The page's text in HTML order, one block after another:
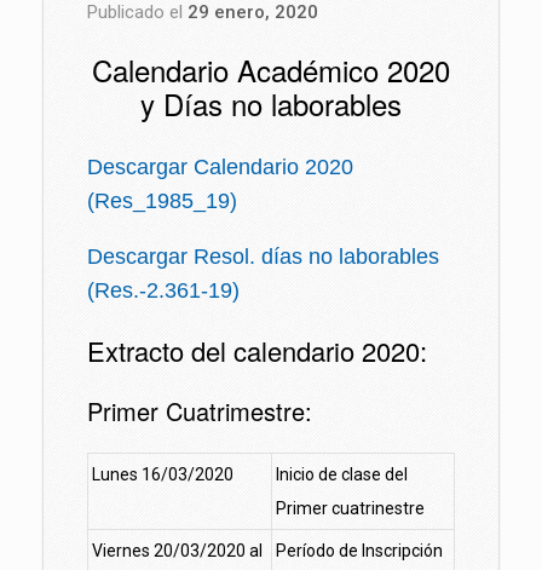
Publicado el 29 enero, 2020
Calendario Académico 2020
y Días no laborables
Descargar Calendario 2020
(Res_1985_19)
Descargar Resol. días no laborables
(Res.-2.361-19)
Extracto del calendario 2020:
Primer Cuatrimestre:
Lunes 16/03/2020
Inicio de clase del
Primer cuatrinestre
Viernes 20/03/2020 al
Período de Inscripción